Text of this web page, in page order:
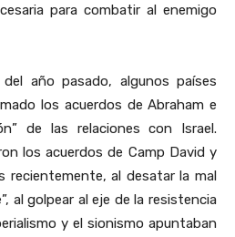
para combatir al enemigo
año pasado, algunos países
los acuerdos de Abraham e
de las relaciones con Israel.
los acuerdos de Camp David y
recientemente, al desatar la mal
al golpear al eje de la resistencia
y el sionismo apuntaban